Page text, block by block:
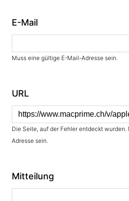
E-Mail
Muss eine gültige E-Mail-Adresse sein.
URL
Die Seite, auf der Fehler entdeckt
Adresse sein.
Mitteilung